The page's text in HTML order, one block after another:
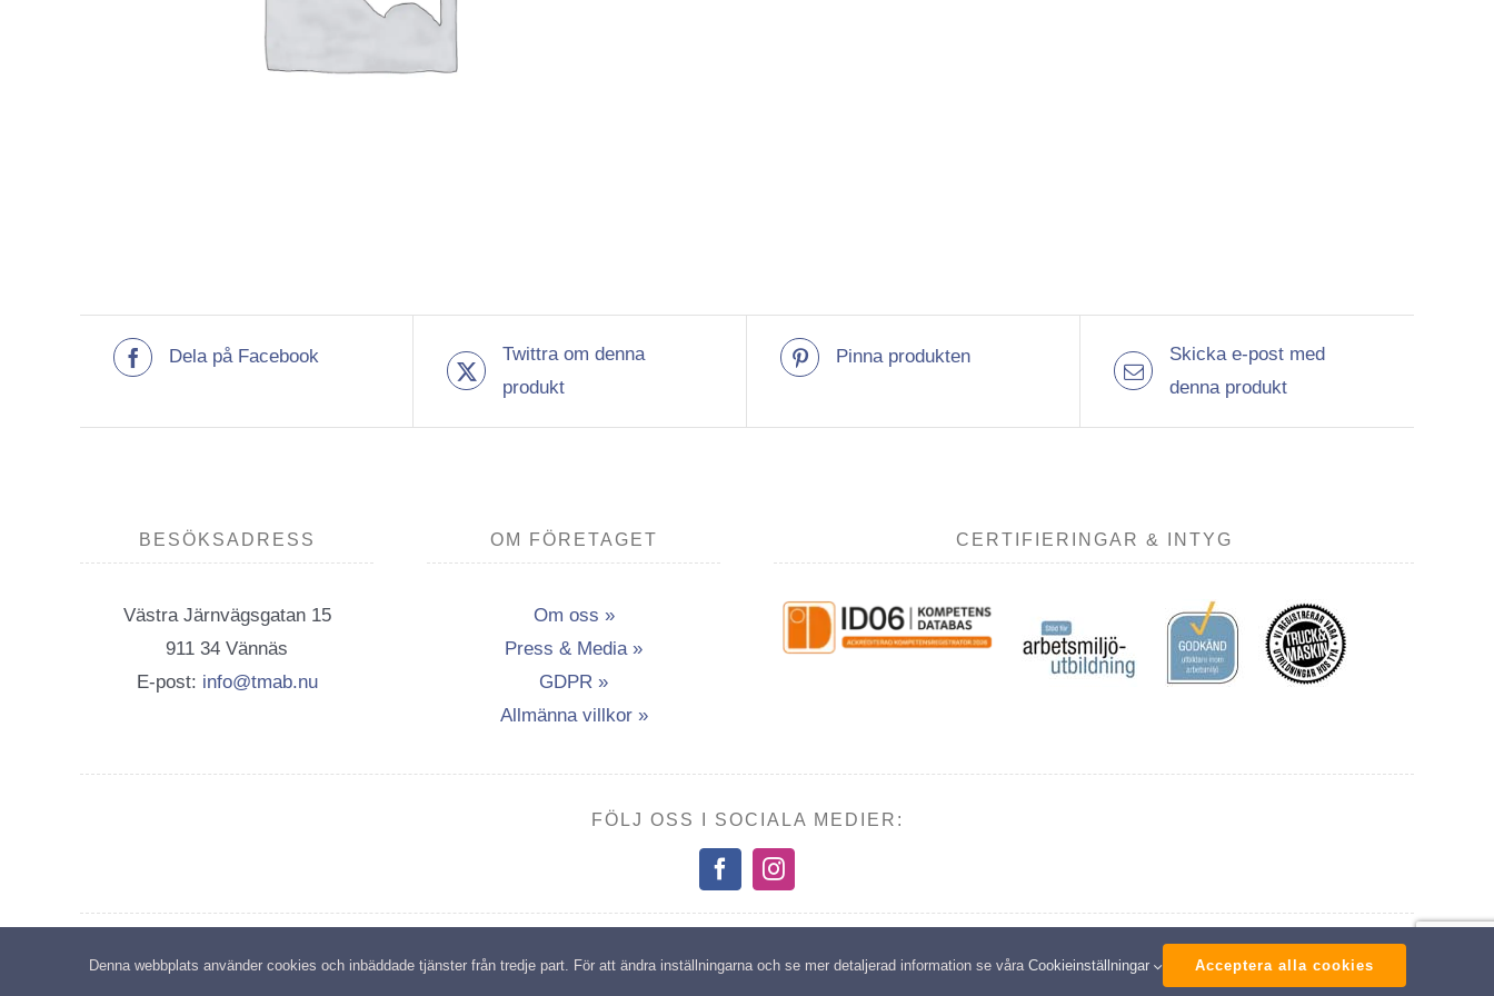
Dela på Facebook
Twittra om denna
produkt
Pinna produkten
Skicka e-post med
denna produkt
BESÖKSADRESS
Västra Järnvägsgatan 15
911 34 Vännäs
E-post: info@tmab.nu
OM FÖRETAGET
Om oss »
Press & Media »
GDPR »
Allmänna villkor »
CERTIFIERINGAR & INTYG
FÖLJ OSS I SOCIALA MEDIER:
Copyright: Transport- & Miljöutbildning i Vännäsby AB | All rights reserved
Denna webbplats använder cookies och inbäddade tjänster från tredje part. För att ändra inställningarna och se mer detaljerad information se våra Cookieinställningar Acceptera alla cookies